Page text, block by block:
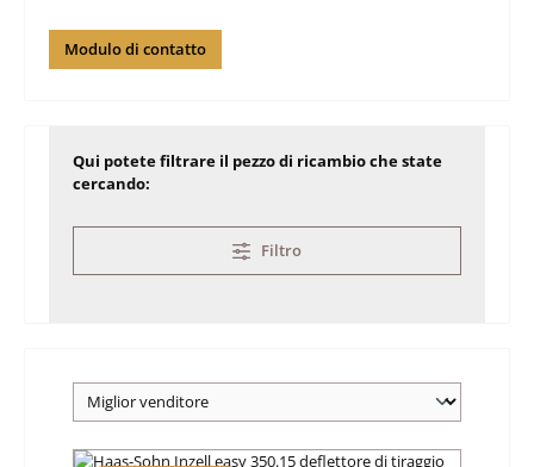
Modulo di contatto
Qui potete filtrare il pezzo di ricambio che state
cercando:
Filtro